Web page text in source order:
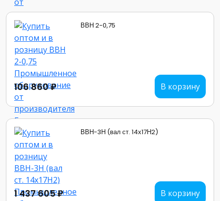
ВВН 2-0,75
106 860 ₽ В корзину
ВВН-3Н (вал ст. 14х17Н2)
1 437 605 ₽ В корзину